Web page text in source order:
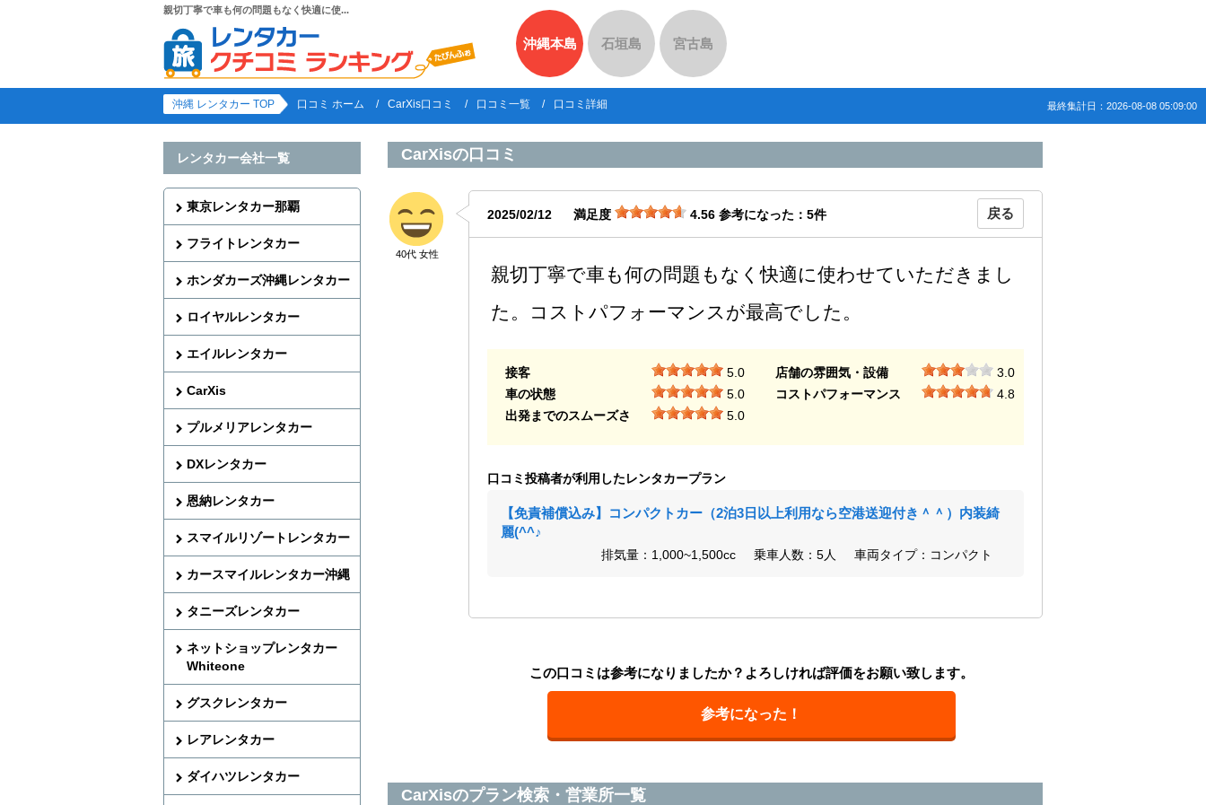
親切丁寧で車も何の問題もなく快適に使...
沖縄本島 石垣島 宮古島
最終集計日：2026-08-08 05:09:00
沖縄 レンタカー TOP 口コミ ホーム CarXis口コミ 口コミ一覧 口コミ詳細
CarXisの口コミ
40代 女性
2025/02/12 満足度 4.56 参考になった： 5件 戻る
親切丁寧で車も何の問題もなく快適に使わせていただきまし
た。コストパフォーマンスが最高でした。
接客 5.0 店舗の雰囲気・設備
3.0
車の状態
5.0 コストパフォーマンス
4.8
出発までのスムーズさ
5.0
口コミ投稿者が利用したレンタカープラン
【免責補償込み】コンパクトカー（2泊3日以上利用なら空港送迎付き＾＾）内装綺
麗(^^♪
車両タイプ：コンパクト
乗車人数：5人
排気量：1,000~1,500cc
この口コミは参考になりましたか？よろしければ評価をお願い致します。
参考になった！
CarXisのプラン検索・営業所一覧
レンタカー会社一覧
東京レンタカー那覇
フライトレンタカー
ホンダカーズ沖縄レンタカー
ロイヤルレンタカー
エイルレンタカー
CarXis
プルメリアレンタカー
DXレンタカー
恩納レンタカー
スマイルリゾートレンタカー
カースマイルレンタカー沖縄
タニーズレンタカー
ネットショップレンタカー
Whiteone
グスクレンタカー
レアレンタカー
ダイハツレンタカー